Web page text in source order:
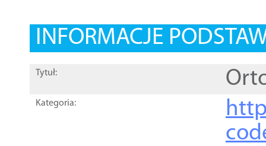
INFORMACJE
Tytuł:
Kategoria: